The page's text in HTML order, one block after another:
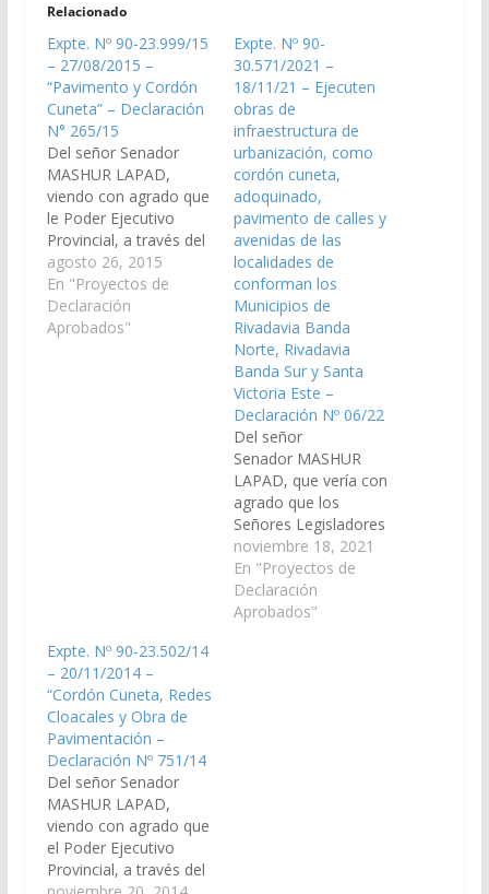
Relacionado
Expte. Nº 90-23.999/15
– 27/08/2015 –
“Pavimento y Cordón
Cuneta” – Declaración
N° 265/15
Del señor Senador
MASHUR LAPAD,
viendo con agrado que
le Poder Ejecutivo
Provincial, a través del
Ministerio de
Economía,
Infraestructura y
Servicios Públicos,
agosto 26, 2015
En "Proyectos de
Declaración
Aprobados"
Expte. Nº 90-
30.571/2021 –
18/11/21 – Ejecuten
obras de
infraestructura de
urbanización, como
cordón cuneta,
adoquinado,
pavimento de calles y
avenidas de las
localidades de
conforman los
Municipios de
Rivadavia Banda
Norte, Rivadavia
Banda Sur y Santa
Victoria Este –
Declaración Nº 06/22
Del señor
Senador MASHUR
LAPAD, que vería con
agrado que los
Señores Legisladores
por Salta, gestionen
ante el Poder Ejecutivo
nacional, a través de
sus Organismos
noviembre 18, 2021
En "Proyectos de
Declaración
Aprobados"
Expte. Nº 90-23.502/14
– 20/11/2014 –
“Cordón Cuneta, Redes
Cloacales y Obra de
Pavimentación –
Declaración Nº 751/14
Del señor Senador
MASHUR LAPAD,
viendo con agrado que
el Poder Ejecutivo
Provincial, a través del